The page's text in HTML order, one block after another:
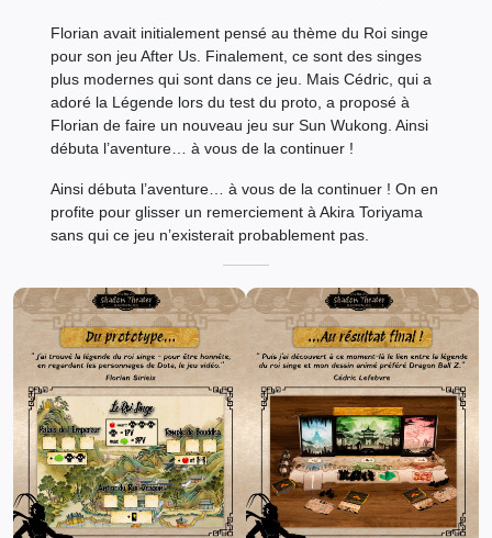
Florian avait initialement pensé au thème du Roi singe
pour son jeu After Us. Finalement, ce sont des singes
plus modernes qui sont dans ce jeu. Mais Cédric, qui a
adoré la Légende lors du test du proto, a proposé à
Florian de faire un nouveau jeu sur Sun Wukong. Ainsi
débuta l’aventure… à vous de la continuer !
Ainsi débuta l’aventure… à vous de la continuer ! On en
profite pour glisser un remerciement à Akira Toriyama
sans qui ce jeu n’existerait probablement pas.